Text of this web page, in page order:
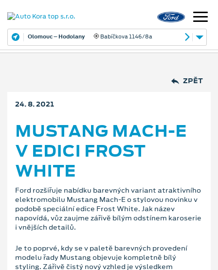
Olomouc – Hodolany Babíčkova 1146/8a
ZPĚT
24. 8. 2021
MUSTANG MACH-E
V EDICI FROST
WHITE
Ford rozšiřuje nabídku barevných variant atraktivního
elektromobilu Mustang Mach-E o stylovou novinku v
podobě speciální edice Frost White. Jak název
napovídá, vůz zaujme zářivě bílým odstínem karoserie
i vnějších detailů.
Je to poprvé, kdy se v paletě barevných provedení
modelu řady Mustang objevuje kompletně bílý
styling. Zářivě čistý nový vzhled je výsledkem